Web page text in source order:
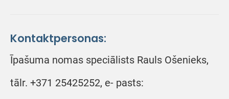
Kontaktpersonas:
Īpašuma nomas speciālists Rauls Ošenieks,
tālr. +371 25425252, e- pasts: